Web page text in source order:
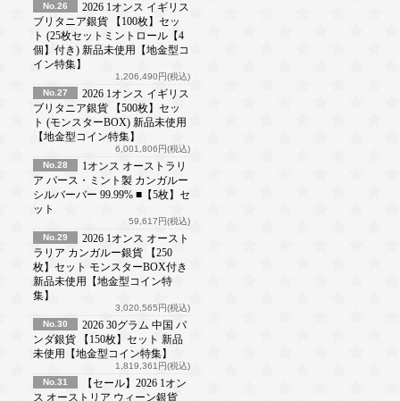
No.26
2026 1オンス イギリス
ブリタニア銀貨 【100枚】セッ
ト (25枚セットミントロール【4
個】付き) 新品未使用【地金型コ
イン特集】
1,206,490円(税込)
No.27
2026 1オンス イギリス
ブリタニア銀貨 【500枚】セッ
ト (モンスターBOX) 新品未使用
【地金型コイン特集】
6,001,806円(税込)
No.28
1オンス オーストラリ
ア パース・ミント製 カンガルー
シルバーバー 99.99% ■【5枚】セ
ット
59,617円(税込)
No.29
2026 1オンス オースト
ラリア カンガルー銀貨 【250
枚】セット モンスターBOX付き
新品未使用【地金型コイン特
集】
3,020,565円(税込)
No.30
2026 30グラム 中国 パ
ンダ銀貨 【150枚】セット 新品
未使用【地金型コイン特集】
1,819,361円(税込)
No.31
【セール】2026 1オン
ス オーストリア ウィーン銀貨